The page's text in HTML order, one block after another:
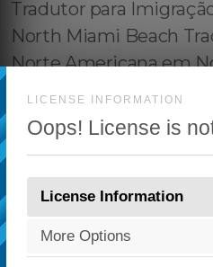
LICENSE INFORMATION
Oops! License is
License Information
More Options